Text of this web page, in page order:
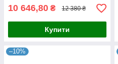
10 646,80 ₴ 12 380 ₴
Купити
–10%